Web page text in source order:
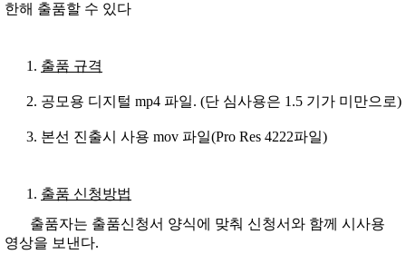
한해 출품할 수 있다
출품 규격
공모용 디지털 mp4 파일. (단 심사용은 1.5 기가 미만으로)
본선 진출시 사용 mov 파일(Pro Res 4222파일)
출품 신청방법
출품자는 출품신청서 양식에 맞춰 신청서와 함께 시사용
영상을 보낸다.